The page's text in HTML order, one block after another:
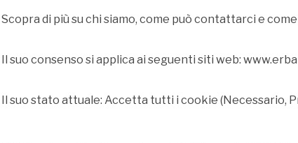
Scopra di più su chi siamo, come può contattarci e
Il suo consenso si applica ai seguenti siti web:
Il suo stato attuale: Accetta tutti i cookie (Necessario,